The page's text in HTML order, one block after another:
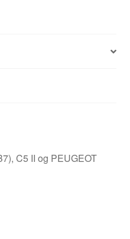
C5 II og PEUGEOT